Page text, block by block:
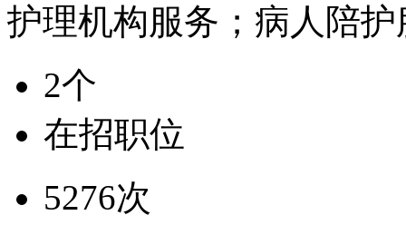
护理机构服务；病人陪
2个
在招职位
5276次